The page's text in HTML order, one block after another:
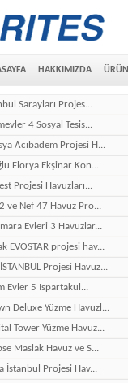
HAKKIMIZDA
Sarayları Projes...
4 Sosyal Tesis...
Acıbadem Projesi H...
Florya Ekşinar Kon...
Projesi Havuzları...
ve Nef 47 Havuz Pro...
Evleri 3 Havuzlar...
EVOSTAR projesi hav...
Projesi Havuz...
Evler 5 Ispartakul...
Deluxe Yüzme Havuzl...
Tower Yüzme Havuz...
Maslak Havuz ve S...
İstanbul Projesi Hav...